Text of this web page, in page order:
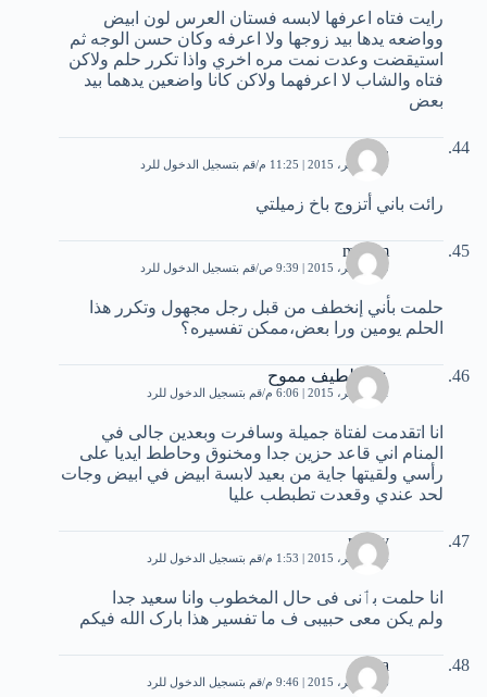
رايت فتاه اعرفها لابسه فستان العرس لون ابيض
وواضعه يدها بيد زوجها ولا اعرفه وكان حسن الوجه ثم
استيقضت وعدت نمت مره اخري واذا تكرر حلم ولاكن
فتاه والشاب لا اعرفهما ولاكن كانا واضعين يدهما بيد
بعض
...
19 نوفمبر، 2015 | 11:25 م قم بتسجيل الدخول للرد
رائت باني أتزوج باخ زميلتي
maram
20 نوفمبر، 2015 | 9:39 ص قم بتسجيل الدخول للرد
حلمت بأني إنخطف من قبل رجل مجهول وتكرر هذا
الحلم يومين ورا بعض،ممكن تفسيره؟
عبداللطيف مموح
21 نوفمبر، 2015 | 6:06 م قم بتسجيل الدخول للرد
انا اتقدمت لفتاة جميلة وسافرت وبعدين جالى في
المنام اني قاعد حزين جدا ومخنوق وحاطط ايديا على
رأسي ولقيتها جاية من بعيد لابسة ابيض في ابيض وجات
لحد عندي وقعدت تطبطب عليا
najaty
24 نوفمبر، 2015 | 1:53 م قم بتسجيل الدخول للرد
انا حلمت بٲنی فی حال المخطوب وانا سعید جدا
ولم یکن معی حبیبی ف ما تفسیر هذا بارک اللە فیکم
Sara
26 نوفمبر، 2015 | 9:46 م قم بتسجيل الدخول للرد